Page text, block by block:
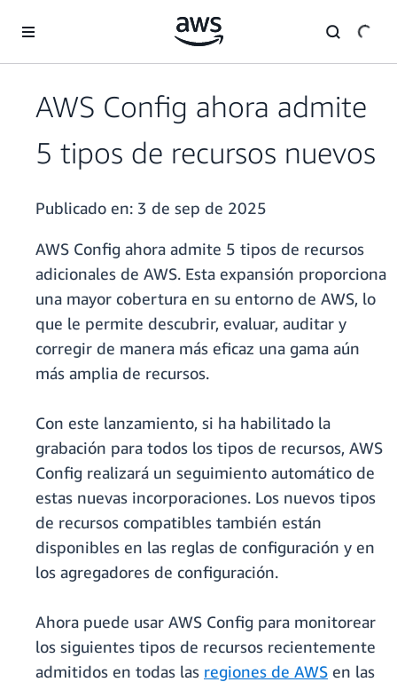
AWS Config ahora admite
5 tipos de recursos nuevos
Publicado en: 3 de sep de 2025
AWS Config ahora admite 5 tipos de recursos
adicionales de AWS. Esta expansión proporciona
una mayor cobertura en su entorno de AWS, lo
que le permite descubrir, evaluar, auditar y
corregir de manera más eficaz una gama aún
más amplia de recursos.
Con este lanzamiento, si ha habilitado la
grabación para todos los tipos de recursos, AWS
Config realizará un seguimiento automático de
estas nuevas incorporaciones. Los nuevos tipos
de recursos compatibles también están
disponibles en las reglas de configuración y en
los agregadores de configuración.
Ahora puede usar AWS Config para monitorear
los siguientes tipos de recursos recientemente
admitidos en todas las regiones de AWS en las